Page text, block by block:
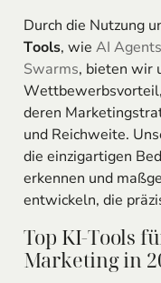
Durch die Nutzung
Tools, wie AI Agents
Swarms, bieten wir
deren
und Reichweite.
die einzigartigen
erkennen und
entwickeln, die
Top KI-Tools
Marketing in